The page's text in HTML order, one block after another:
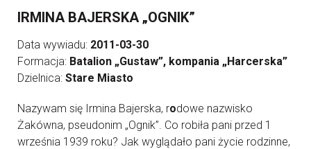
IRMINA BAJERSKA „OGNIK”
Data wywiadu: 2011-03-30
Formacja: Batalion „Gustaw”, kompania „Harcerska”
Dzielnica: Stare Miasto
Nazywam się Irmina Bajerska, rodowe nazwisko
Żakówna, pseudonim „Ognik”. Co robiła pani przed 1
września 1939 roku? Jak wyglądało pani życie rodzinne,